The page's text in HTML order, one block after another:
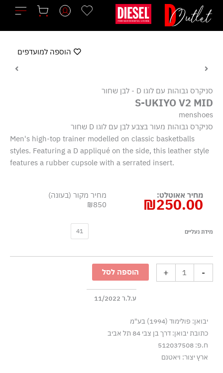
לתוכן
סניקרס גבוהות עם לוגו D - לבן שחור
S-UKIYO V2 MID
menshoes
סניקרס גבוהות מעור בצבע לבן עם לוגו D שחור
Men's high-top trainer modelled on classic basketballs
styles. Featuring a D appliqué on the side, this leather style
features a rubber cupsole with a serrated insert.
מחיר אאוטלט:
₪250.00
מחיר מקור (בעונה)
₪850
מידת נעליים 41
-
גבוהות
עם
לבן
שחור
+ הוספה לסל
ע.ל.ר 11/2022
יבואן: פולימוד (1994) בע"מ
כתובת יבואן: דרך בן צבי 84 תל אביב
ח.פ: 512037508
ארץ יצור: ויאטנם
הוספה למועדפים